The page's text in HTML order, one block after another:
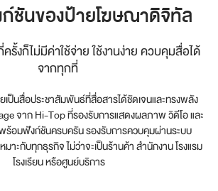
ชันของป้ายโฆษณาดิจิทัล
รั้งก็ไม่มีค่าใช้จ่าย ใช้งานง่าย ควบคุมสื่อได้
จากทุกที่
ป็นสื่อประชาสัมพันธ์ที่สื่อสารได้ชัดเจนและทรงพลัง
จาก Hi-Top ที่รองรับการแสดงผลภาพ วิดีโอ และ
ร้อมฟังก์ชันครบครันรองรับการควบคุมผ่านระบบ
มาะกับทุกธุรกิจ ไม่ว่าจะเป็นร้านค้า สำนักงาน โรงแรม
โรงเรียน หรือศูนย์บริการ